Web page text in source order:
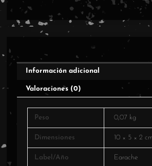
cantidad
Información adicional
Valoraciones (0)
Peso 0,07 kg
Dimensiones 10 × 5 × 2
Label/Año Earache